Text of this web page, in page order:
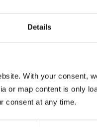
Details
With your consent,
or map content is only
consent at any time.